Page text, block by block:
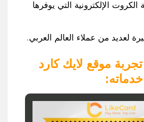
الكروت الإلكترونية التي يوفرها
لعديد من عملاء العالم العربي.
موقع لايك كارد
: